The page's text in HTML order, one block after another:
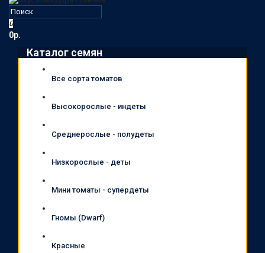
0
0р.
Каталог семян
Все сорта томатов
Высокорослые - индеты
Среднерослые - полудеты
Низкорослые - деты
Мини томаты - супердеты
Гномы (Dwarf)
Красные